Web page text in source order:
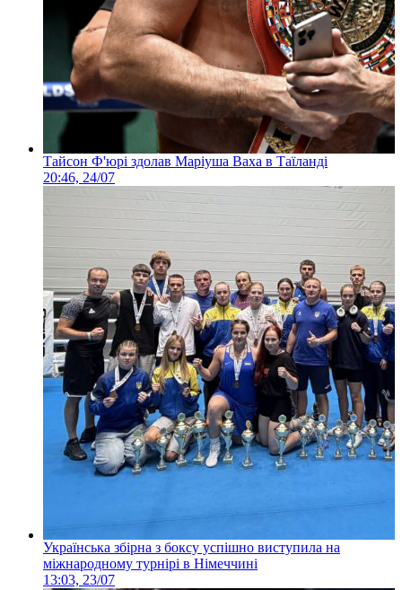
Тайсон Ф'юрі здолав Маріуша Ваха в Таїланді
20:46, 24/07
Українська збірна з боксу успішно виступила на
міжнародному турнірі в Німеччині
13:03, 23/07